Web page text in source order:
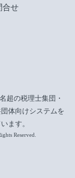
合せ
超の税理士集団・
体向けシステムを
ます。
Reserved.